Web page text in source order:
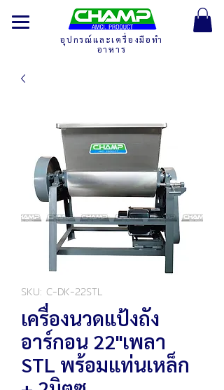
อุปกรณ์และเครื่องมือทำ
อาหาร
SKU: C-DK-22STL
เครื่องนวดแป้งถัง
อาร์กอน 22"เพลา
STL พร้อมแท่นเหล็ก